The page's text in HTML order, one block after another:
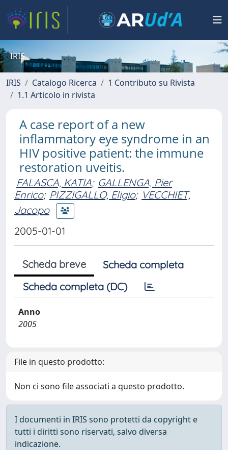
IRIS
IRIS Catalogo Ricerca
1 Contributo su Rivista
1.1 Articolo in rivista
A case report of a new
inflammatory eye syndrome in an
HIV positive patient: the immune
restoration uveitis.
FALASCA, KATIA; GALLENGA, Pier
Enrico; PIZZIGALLO, Eligio; VECCHIET,
Jacopo
2005-01-01
Scheda breve
Scheda completa
Scheda completa (DC)
Anno
2005
File in questo prodotto:
Non ci sono file associati a questo prodotto.
I documenti in IRIS sono protetti da copyright e
tutti i diritti sono riservati, salvo diversa
indicazione.